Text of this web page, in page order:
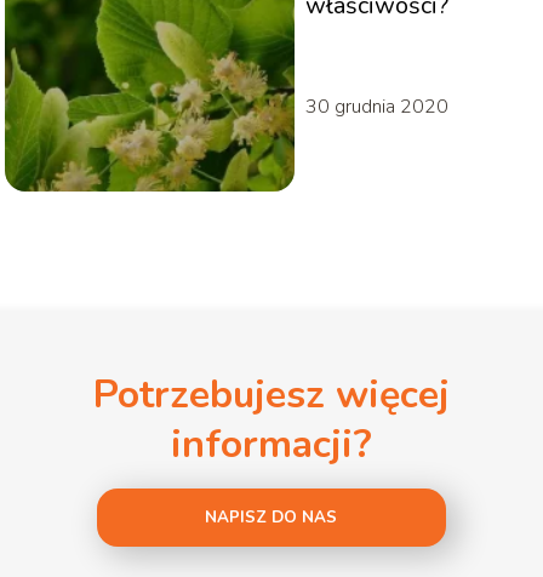
30 grudnia 2020
Potrzebujesz więcej
informacji?
NAPISZ DO NAS